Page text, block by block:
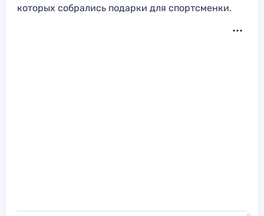
которых собрались подарки для спортсменки.